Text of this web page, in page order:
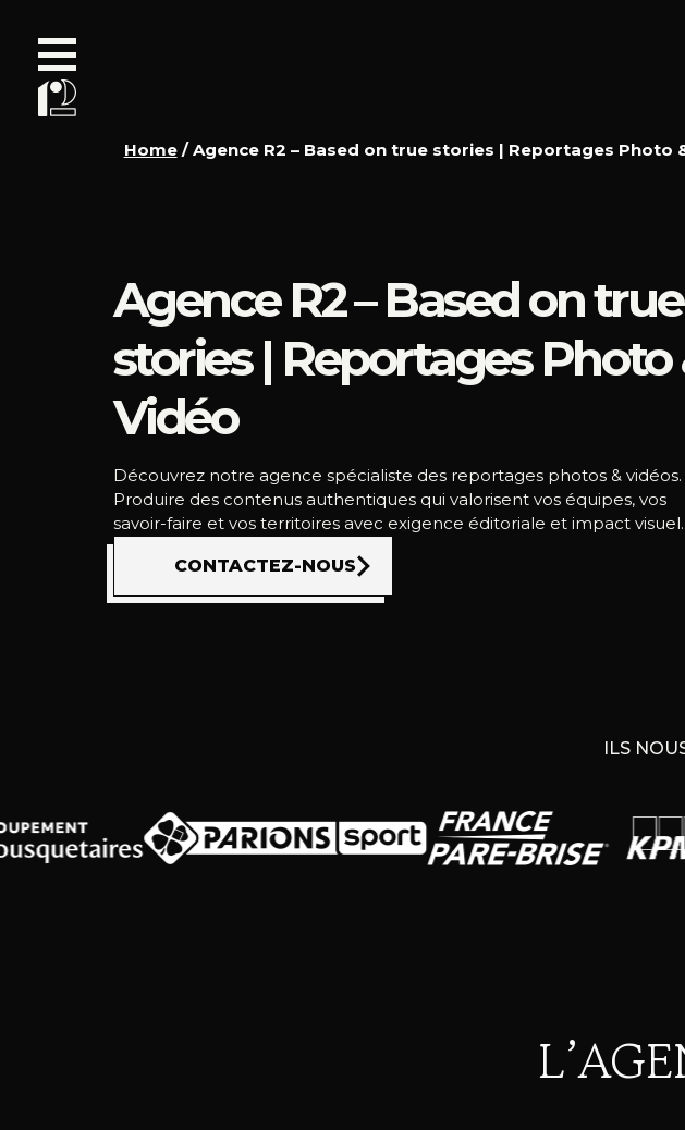
Home/Agence R2 – Based on true stories | Reportages Photo
Agence R2 – Based on true
stories | Reportages Photo
Vidéo
Découvrez notre agence spécialiste des reportages photos & vidéos.
Produire des contenus authentiques qui valorisent vos équipes, vos
savoir-faire et vos territoires avec exigence éditoriale et impact visuel.
CONTACTEZ-NOUS
ILS